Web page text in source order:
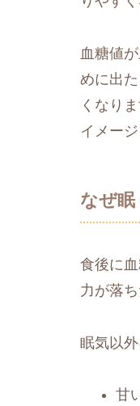
血糖値
めに出
くなりま
イメー
なぜ眠
食後に
力が落
眠気以
甘